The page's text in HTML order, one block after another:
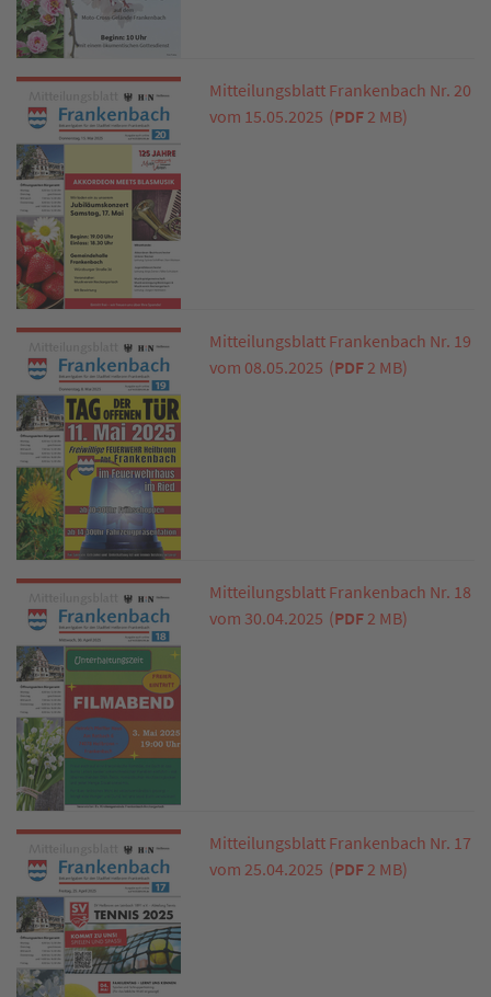
Mitteilungsblatt Frankenbach Nr. 20
vom 15.05.2025 (PDF 2 MB)
Mitteilungsblatt Frankenbach Nr. 19
vom 08.05.2025 (PDF 2 MB)
Mitteilungsblatt Frankenbach Nr. 18
vom 30.04.2025 (PDF 2 MB)
Mitteilungsblatt Frankenbach Nr. 17
vom 25.04.2025 (PDF 2 MB)